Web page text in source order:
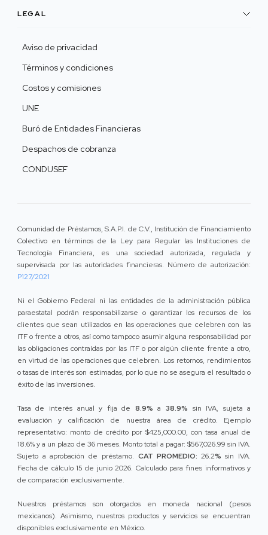
LEGAL
Aviso de privacidad
Términos y condiciones
Costos y comisiones
UNE
Buró de Entidades Financieras
Despachos de cobranza
CONDUSEF
Comunidad de Préstamos, S.A.P.I. de C.V., Institución de Financiamiento
Colectivo en términos de la Ley para Regular las Instituciones de
Tecnología Financiera, es una sociedad autorizada, regulada y
supervisada por las autoridades financieras. Número de autorización:
P127/2021
Ni el Gobierno Federal ni las entidades de la administración pública
paraestatal podrán responsabilizarse o garantizar los recursos de los
clientes que sean utilizados en las operaciones que celebren con las
ITF o frente a otros, así como tampoco asumir alguna responsabilidad por
las obligaciones contraídas por las ITF o por algún cliente frente a otro,
en virtud de las operaciones que celebren. Los retornos, rendimientos
o tasas de interés son estimadas, por lo que no se asegura el resultado o
éxito de las inversiones.
Tasa de interés anual y fija de 8.9% a 38.9% sin IVA, sujeta a
evaluación y calificación de nuestra área de crédito. Ejemplo
representativo: monto de crédito por $425,000.00, con tasa anual de
18.6% y a un plazo de 36 meses. Monto total a pagar: $567,026.99 sin IVA.
Sujeto a aprobación de préstamo. CAT PROMEDIO: 26.2% sin IVA.
Fecha de cálculo 15 de junio 2026. Calculado para fines informativos y
de comparación exclusivamente.
Nuestros préstamos son otorgados en moneda nacional (pesos
mexicanos). Asimismo, nuestros productos y servicios se encuentran
disponibles exclusivamente en México.